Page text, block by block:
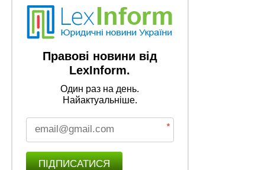
Правові новини від
LexInform.
Один раз на день.
Найактуальніше.
*
ПІДПИСАТИСЯ